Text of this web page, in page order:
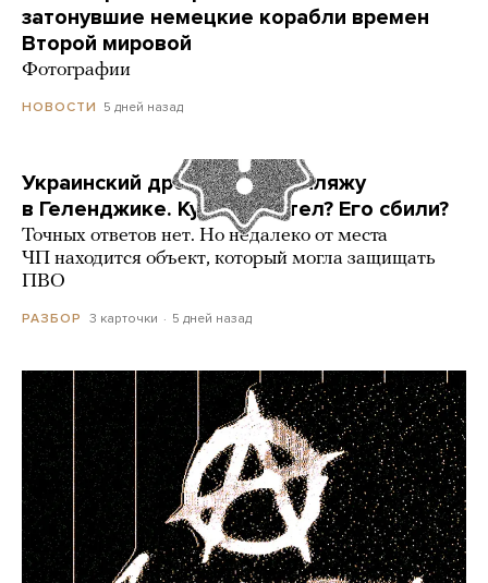
затонувшие немецкие корабли времен
Второй мировой
Фотографии
НОВОСТИ 5 дней назад
Украинский дрон попал по пляжу
в Геленджике. Куда он летел? Его сбили?
Точных ответов нет. Но недалеко от места
ЧП находится объект, который могла защищать
ПВО
РАЗБОР 3 карточки 5 дней назад